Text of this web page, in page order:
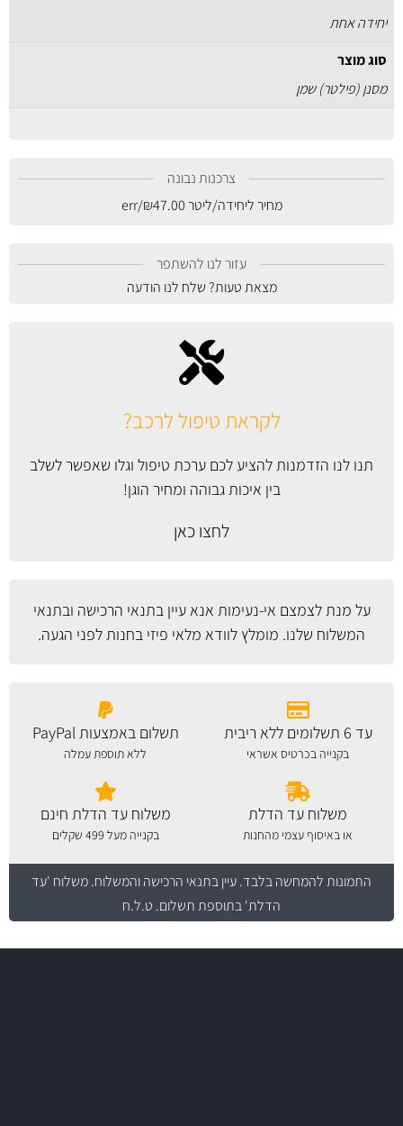
לקראת טיפול לרכב?
תנו לנו הזדמנות להציע לכם ערכת טיפול וגלו שאפשר לשלב
בין איכות גבוהה ומחיר הוגן!
לחצו כאן
על מנת לצמצם אי-נעימות אנא עייןבתנאי הרכישה ובתנאי
המשלוח שלנו. מומלץ לוודא מלאי פיזי בחנות לפני הגעה.
יחידה אחת
סוג מוצר
מסנן (פילטר) שמן
צרכנות נבונה
מחיר ליחידה/ליטר
₪47.00
/err
עזור לנו להשתפר
מצאת טעות? שלח לנו הודעה
עד 6 תשלומים ללא ריבית
בקנייה בכרטיס אשראי
תשלום באמצעות PayPal
ללא תוספת עמלה
משלוח עד הדלת
או באיסוף עצמי מהחנות
משלוח עד הדלת חינם
בקנייה מעל 499 שקלים
התמונות להמחשה בלבד.עיין בתנאי הרכישה והמשלוח. משלוח 'עד
הדלת' בתוספת תשלום. ט.ל.ח